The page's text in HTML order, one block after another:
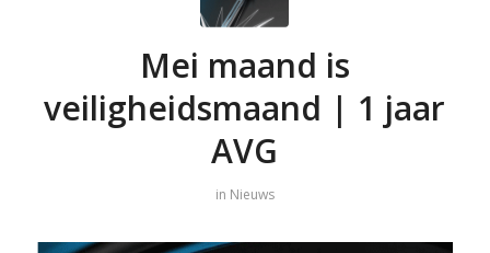
Mei maand is
veiligheidsmaand | 1 jaar
AVG
in Nieuws